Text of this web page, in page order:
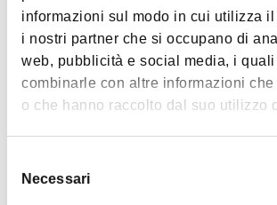
informazioni sul modo in cui utilizza
i nostri partner che si occupano di
web, pubblicità e social media, i
combinarle con altre informazioni
o che hanno raccolto dal suo utilizzo
delNecessari
Orari